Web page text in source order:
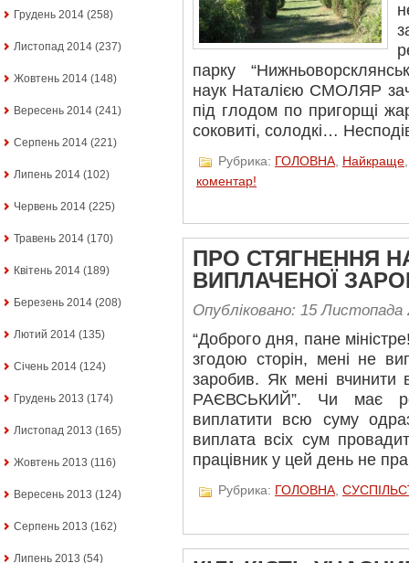
Грудень 2014 (258)
Листопад 2014 (237)
Жовтень 2014 (148)
Вересень 2014 (241)
Серпень 2014 (221)
Липень 2014 (102)
Червень 2014 (225)
Травень 2014 (170)
Квітень 2014 (189)
Березень 2014 (208)
Лютий 2014 (135)
Січень 2014 (124)
Грудень 2013 (174)
Листопад 2013 (165)
Жовтень 2013 (116)
Вересень 2013 (124)
Серпень 2013 (162)
Липень 2013 (54)
парку
наук Наталією СМОЛЯР
під глодом по пригорщі
соковиті, солодкі…
Рубрика: ГОЛОВНА Найкраще
коментар!
ПРО СТЯГНЕННЯ
ВИПЛАЧЕНОЇ
Опубліковано: 15 Листопада
“Доброго дня, пане
згодою сторін, мені не
заробив. Як мені вчинити
РАЄВСЬКИЙ”. Чи має
виплатити всю суму
виплата всіх сум
працівник у цей день не
Рубрика: ГОЛОВНА,